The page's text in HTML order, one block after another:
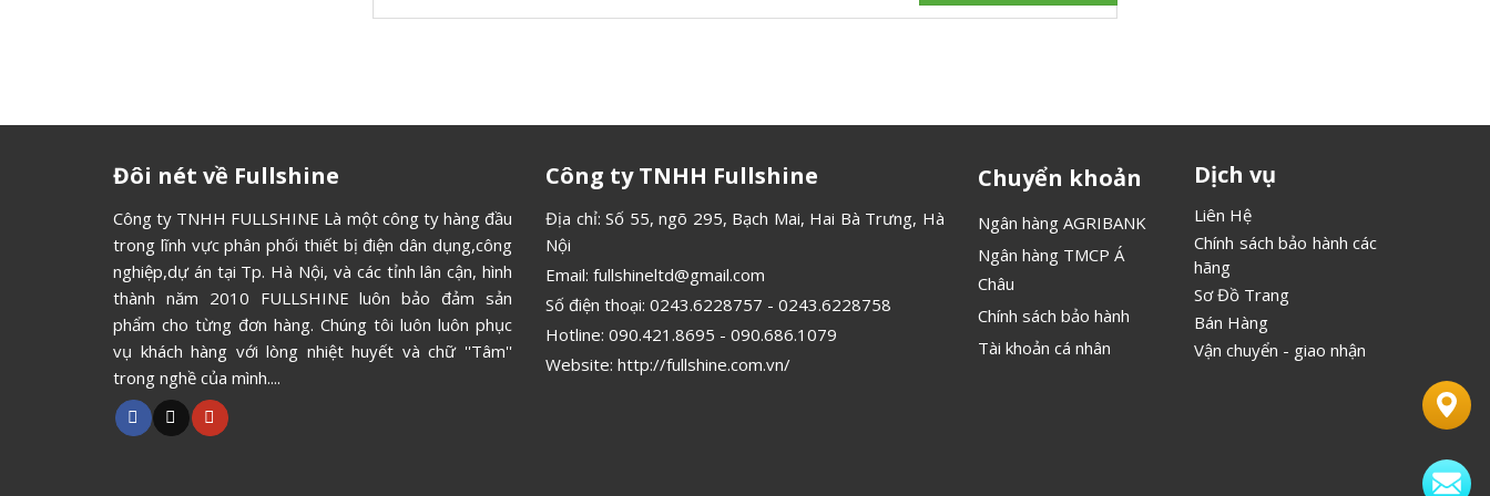
Đôi nét về Fullshine
Công ty TNHH FULLSHINE Là một công ty hàng đầu
trong lĩnh vực phân phối thiết bị điện dân dụng,công
nghiệp,dự án tại Tp. Hà Nội, và các tỉnh lân cận, hình
thành năm 2010 FULLSHINE luôn bảo đảm sản
phẩm cho từng đơn hàng. Chúng tôi luôn luôn phục
vụ khách hàng với lòng nhiệt huyết và chữ ''Tâm''
trong nghề của mình....
Công ty TNHH Fullshine
Địa chỉ: Số 55, ngõ 295, Bạch Mai, Hai Bà Trưng, Hà
Nội
Email: fullshineltd@gmail.com
Số điện thoại: 0243.6228757 - 0243.6228758
Hotline: 090.421.8695 - 090.686.1079
Website: http://fullshine.com.vn/
Chuyển khoản
Ngân hàng AGRIBANK
Ngân hàng TMCP Á
Châu
Chính sách bảo hành
Tài khoản cá nhân
Dịch vụ
Liên Hệ
Chính sách bảo hành các
hãng
Sơ Đồ Trang
Bán Hàng
Vận chuyển - giao nhận